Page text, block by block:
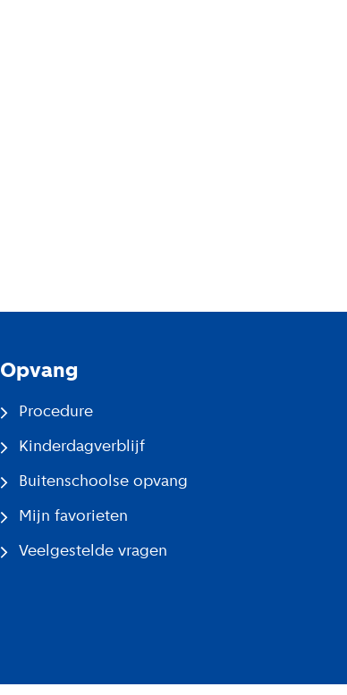
Opvang
Procedure
Kinderdagverblijf
Buitenschoolse opvang
Mijn favorieten
Veelgestelde vragen